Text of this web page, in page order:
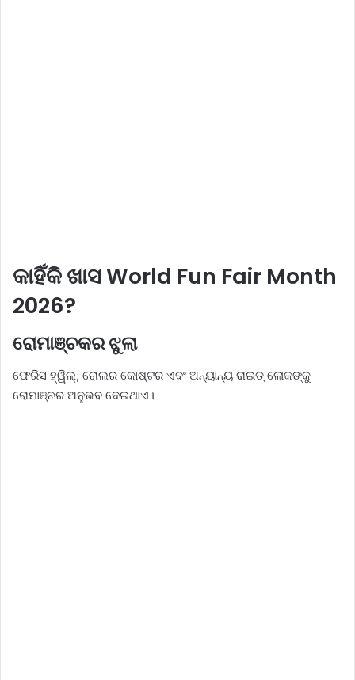
କାହିଁକି ଖାସ World Fun Fair Month
2026?
ରୋମାଞ୍ଚକର ଝୁଲା
ଫେରିସ ହ୍ୱିଲ୍, ରୋଲର କୋଷ୍ଟର ଏବଂ ଅନ୍ୟାନ୍ୟ ରାଇଡ୍‌ ଲୋକଙ୍କୁ
ରୋମାଞ୍ଚର ଅନୁଭବ ଦେଇଥାଏ।